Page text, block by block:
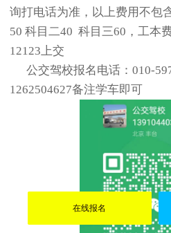
询打电话为准，以上费用不包
50 科目二40 科目三60，工本
12123上交
公交驾校报名电话：010-
1262504627备注学车即可
在线报名